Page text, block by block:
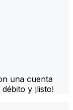
una cuenta
y ¡listo!